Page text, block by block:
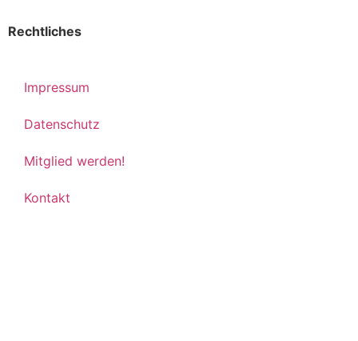
Rechtliches
Impressum
Datenschutz
Mitglied werden!
Kontakt